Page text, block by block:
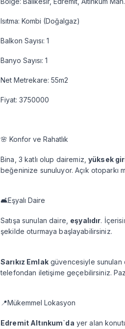
Isıtma: Kombi (Doğalgaz)
Balkon Sayısı: 1
Banyo Sayısı: 1
Net Metrekare: 55m2
Fiyat: 3750000
🌸 Konfor ve Rahatlık
Bina, 3 katlı olup dairemiz,yüksek
beğeninize sunuluyor. Açık otoparkı
🛋️Eşyalı Daire
Satışa sunulan daire, eşyalıdır.
şekilde oturmaya başlayabilirsiniz.
Sarıkız Emlakgüvencesiyle sunulan
telefondan iletişime geçebilirsiniz.
📍Mükemmel Lokasyon
Edremit Altınkum`da yer alan